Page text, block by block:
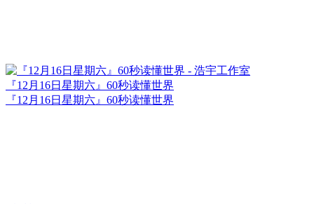
『12月16日星期六』60秒读懂世界
『12月16日星期六』60秒读懂世界